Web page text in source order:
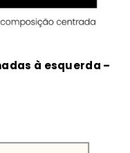
à esquerda –